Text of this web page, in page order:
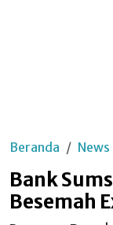
Beranda News
Bank
Besemah